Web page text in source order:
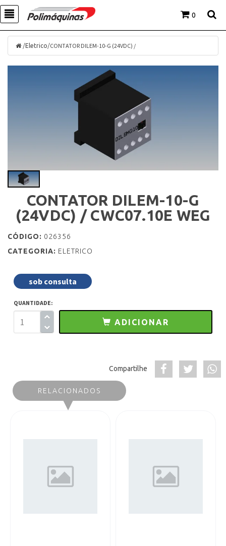
0
/Eletrico/CONTATOR DILEM-10-G (24VDC) /
CONTATOR DILEM-10-G
(24VDC) / CWC07.10E WEG
CÓDIGO: 026356
CATEGORIA: ELETRICO
sob consulta
QUANTIDADE:
ADICIONAR
Compartilhe
RELACIONADOS